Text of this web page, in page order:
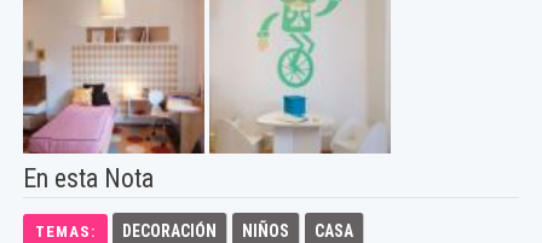
En esta Nota
TEMAS: DECORACIÓN NIÑOS CASA